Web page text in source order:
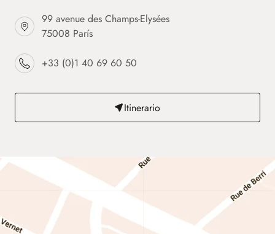
99 avenue des Champs-Elysées
75008 París
+33 (0)1 40 69 60 50
Itinerario